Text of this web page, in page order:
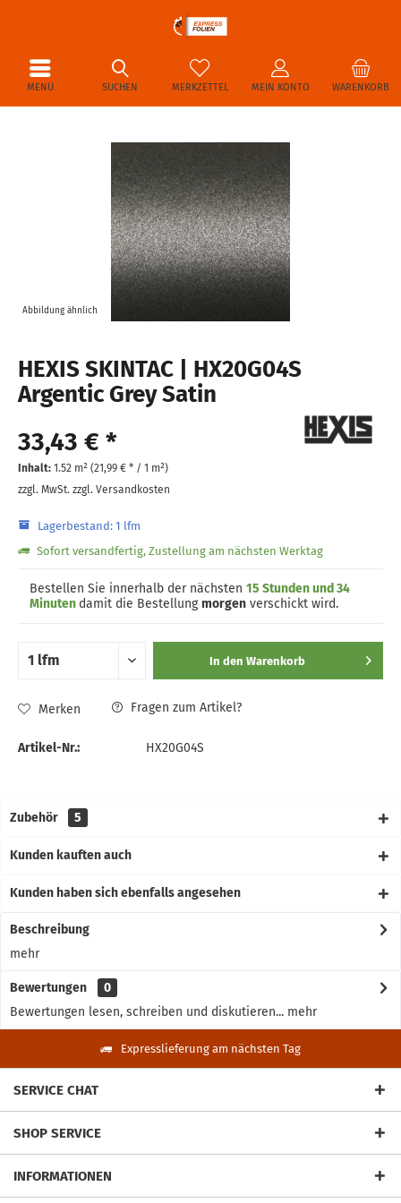
MENÜ WARENKORB
MERKZETTEL MEIN KONTO
SUCHEN
Abbildung ähnlich
HEXIS SKINTAC | HX20G04S
Argentic Grey Satin
33,43 € *
Inhalt: 1.52 m² (21,99 € * / 1 m²)
zzgl. MwSt. zzgl. Versandkosten
Lagerbestand: 1 lfm
Sofort versandfertig, Zustellung am nächsten Werktag
Bestellen Sie innerhalb der nächsten 15 Stunden und 34
Minuten damit die Bestellungmorgen verschickt wird.
In den Warenkorb
Merken Fragen zum Artikel?
Artikel-Nr.: HX20G04S
Zubehör 5
Kunden kauften auch
Kunden haben sich ebenfalls angesehen
Beschreibung
mehr
Bewertungen
0
Bewertungen lesen, schreiben und diskutieren... mehr
Expresslieferung am nächsten Tag
SERVICE CHAT
SHOP SERVICE
INFORMATIONEN